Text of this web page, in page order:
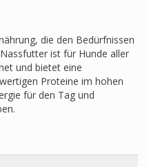
die den Bedürfnissen
ist für Hunde aller
und bietet eine
Proteine im hohen
für den Tag und